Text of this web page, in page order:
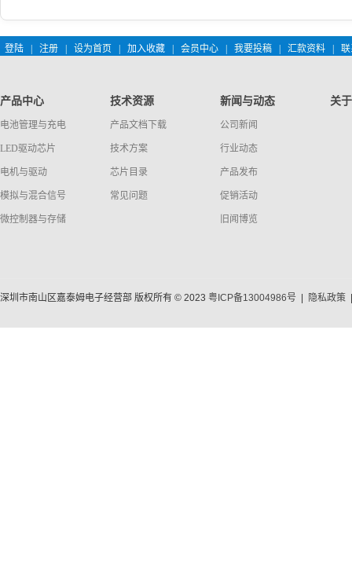
登陆 注册 设为首页 加入收藏 会员中心 我要投稿 汇款资料
产品中心
电池管理与充电
LED驱动芯片
电机与驱动
模拟与混合信号
微控制器与存储
技术资源
产品文档下载
技术方案
芯片目录
常见问题
新闻与动态
公司新闻
行业动态
产品发布
促销活动
旧闻博览
关
深圳市南山区嘉泰姆电子经营部 版权所有 © 2023 粤ICP备13004986号 隐私政策